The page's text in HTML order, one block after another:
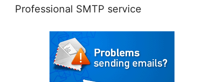
Professional SMTP service